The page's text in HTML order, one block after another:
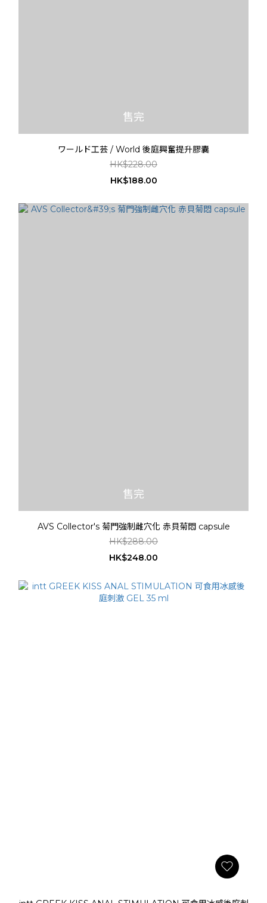
售完
ワールド工芸 / World 後庭興奮提升膠囊
HK$228.00
HK$188.00
售完
AVS Collector's 菊門強制雌穴化 赤貝菊悶 capsule
HK$288.00
HK$248.00